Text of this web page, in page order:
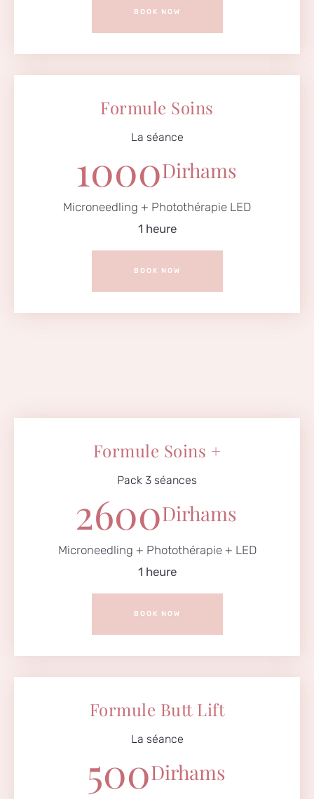
BOOK NOW
Formule Soins
La séance
1000Dirhams
Microneedling + Photothérapie LED
1 heure
BOOK NOW
Formule Soins +
Pack 3 séances
2600Dirhams
Microneedling + Photothérapie + LED
1 heure
BOOK NOW
Formule Butt Lift
La séance
500Dirhams